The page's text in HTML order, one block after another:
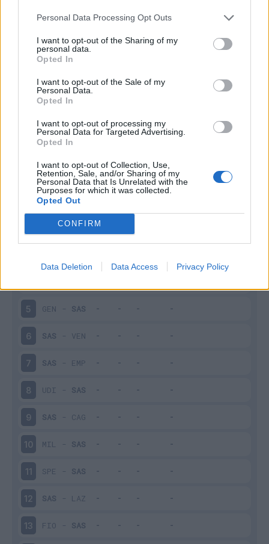
Personal Data Processing Opt Outs
I want to opt-out of the Sharing of my
personal data.
Opted In
I want to opt-out of the Sale of my
Personal Data.
Opted In
I want to opt-out of processing my
Personal Data for Targeted Advertising.
Opted In
I want to opt-out of Collection, Use,
Retention, Sale, and/or Sharing of my
Personal Data that Is Unrelated with the
Purposes for which it was collected.
Opted Out
CONFIRM
Data Deletion Data Access Privacy Policy
Infortunato 0 - 0%
Inutilizzato
Scarica riepilogo
stagionale
Giornata Voto FVEntrato Uscito Bonus/Malus
ROM-SAS
-TOR
5 GEN - SAS
6 SAS - VEN
7 SAS - EMP
8 UDI - SAS
9 SAS - CAG
10 MIL - SAS
11 SPE - SAS
12 SAS - LAZ
13 FIO - SAS